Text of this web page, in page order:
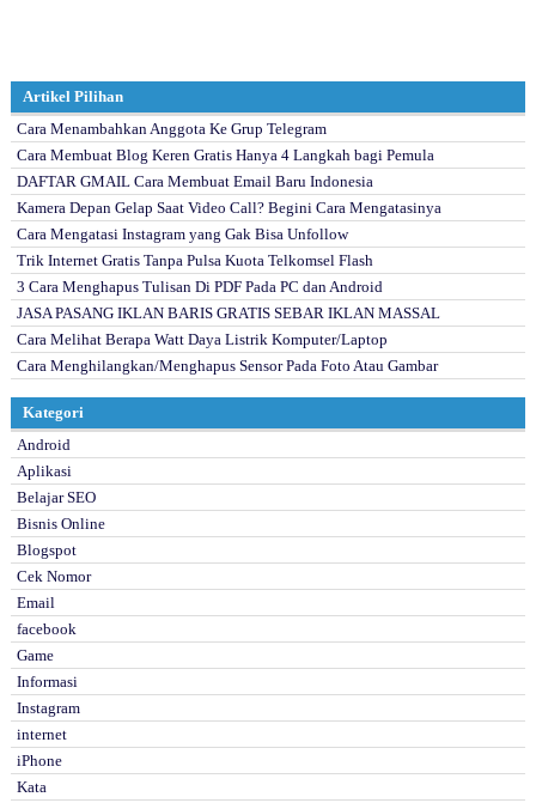
Artikel Pilihan
Cara Menambahkan Anggota Ke Grup Telegram
Cara Membuat Blog Keren Gratis Hanya 4 Langkah bagi Pemula
DAFTAR GMAIL Cara Membuat Email Baru Indonesia
Kamera Depan Gelap Saat Video Call? Begini Cara Mengatasinya
Cara Mengatasi Instagram yang Gak Bisa Unfollow
Trik Internet Gratis Tanpa Pulsa Kuota Telkomsel Flash
3 Cara Menghapus Tulisan Di PDF Pada PC dan Android
JASA PASANG IKLAN BARIS GRATIS SEBAR IKLAN MASSAL
Cara Melihat Berapa Watt Daya Listrik Komputer/Laptop
Cara Menghilangkan/Menghapus Sensor Pada Foto Atau Gambar
Kategori
Android
Aplikasi
Belajar SEO
Bisnis Online
Blogspot
Cek Nomor
Email
facebook
Game
Informasi
Instagram
internet
iPhone
Kata